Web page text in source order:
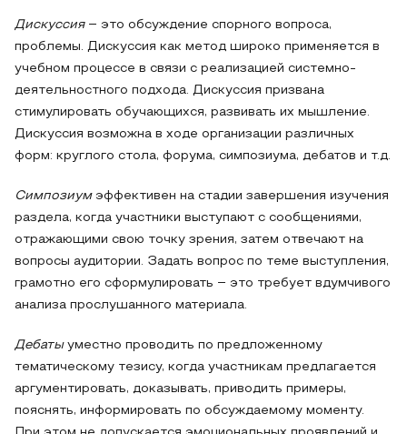
Дискуссия ‒ это обсуждение спорного вопроса,
проблемы. Дискуссия как метод широко применяется в
учебном процессе в связи с реализацией системно-
деятельностного подхода. Дискуссия призвана
стимулировать обучающихся, развивать их мышление.
Дискуссия возможна в ходе организации различных
форм: круглого стола, форума, симпозиума, дебатов и т.д.
Симпозиумэффективен на стадии завершения изучения
раздела, когда участники выступают с сообщениями,
отражающими свою точку зрения, затем отвечают на
вопросы аудитории. Задать вопрос по теме выступления,
грамотно его сформулировать ‒ это требует вдумчивого
анализа прослушанного материала.
Дебаты уместно проводить по предложенному
тематическому тезису, когда участникам предлагается
аргументировать, доказывать, приводить примеры,
пояснять, информировать по обсуждаемому моменту.